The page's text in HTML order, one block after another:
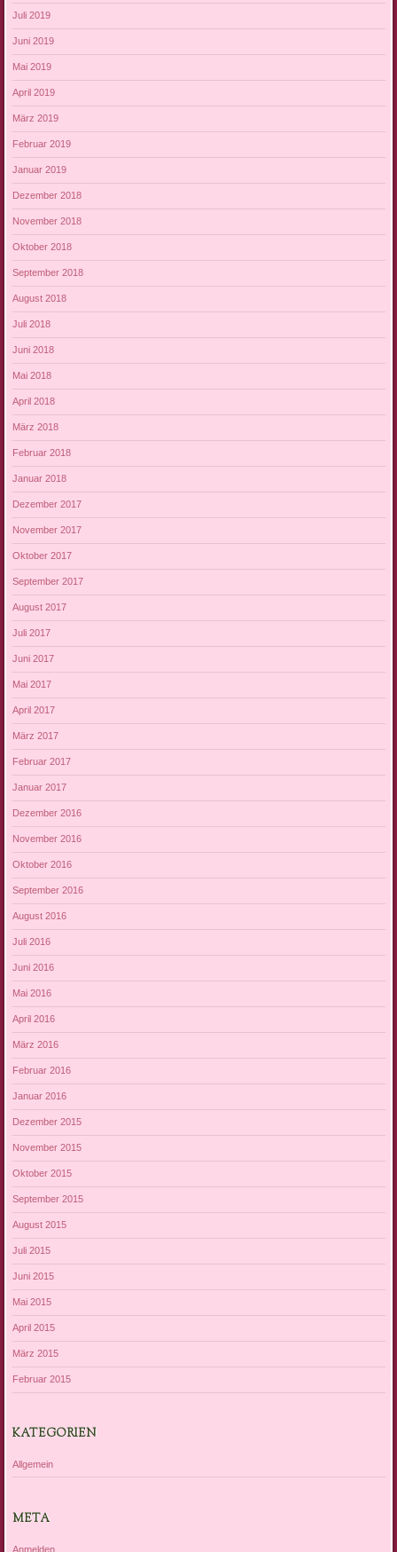
Juli 2019
Juni 2019
Mai 2019
April 2019
März 2019
Februar 2019
Januar 2019
Dezember 2018
November 2018
Oktober 2018
September 2018
August 2018
Juli 2018
Juni 2018
Mai 2018
April 2018
März 2018
Februar 2018
Januar 2018
Dezember 2017
November 2017
Oktober 2017
September 2017
August 2017
Juli 2017
Juni 2017
Mai 2017
April 2017
März 2017
Februar 2017
Januar 2017
Dezember 2016
November 2016
Oktober 2016
September 2016
August 2016
Juli 2016
Juni 2016
Mai 2016
April 2016
März 2016
Februar 2016
Januar 2016
Dezember 2015
November 2015
Oktober 2015
September 2015
August 2015
Juli 2015
Juni 2015
Mai 2015
April 2015
März 2015
Februar 2015
KATEGORIEN
Allgemein
META
Anmelden